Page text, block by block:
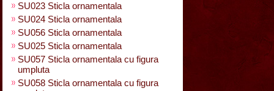
SU023 Sticla ornamentala
SU024 Sticla ornamentala
SU056 Sticla ornamentala
SU025 Sticla ornamentala
SU057 Sticla ornamentala cu figura
umpluta
SU058 Sticla ornamentala cu figura